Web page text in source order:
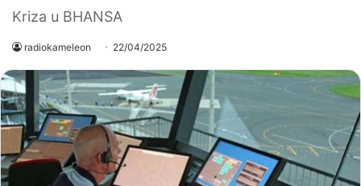
Kriza u BHANSA
radiokameleon 22/04/2025